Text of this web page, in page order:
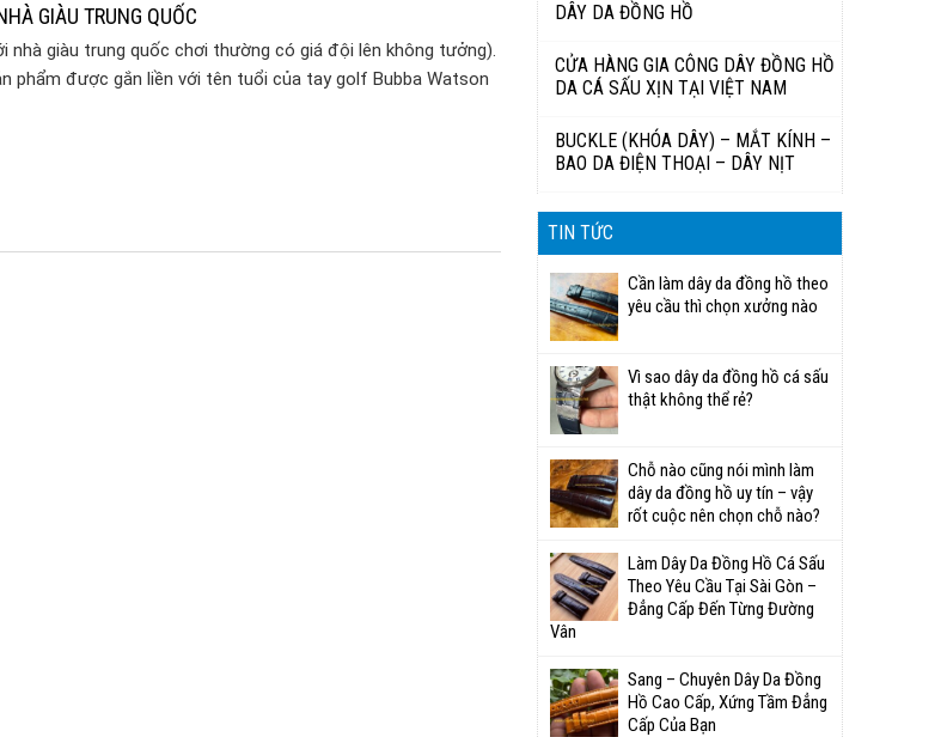
GIÀU TRUNG QUỐC
nhà giàu trung quốc chơi thường có giá đội lên không tưởng).
phẩm được gắn liền với tên tuổi của tay golf Bubba Watson
DÂY DA ĐỒNG HỒ
CỬA HÀNG GIA CÔNG DÂY ĐỒNG HỒ
DA CÁ SẤU XỊN TẠI VIỆT NAM
BUCKLE (KHÓA DÂY) – MẮT KÍNH –
BAO DA ĐIỆN THOẠI – DÂY NỊT
TIN TỨC
Cần làm dây da đồng hồ theo
yêu cầu thì chọn xưởng nào
Vì sao dây da đồng hồ cá sấu
thật không thể rẻ?
Chỗ nào cũng nói mình làm
dây da đồng hồ uy tín – vậy
rốt cuộc nên chọn chỗ nào?
Làm Dây Da Đồng Hồ Cá Sấu
Theo Yêu Cầu Tại Sài Gòn –
Đẳng Cấp Đến Từng Đường
Vân
Sang – Chuyên Dây Da Đồng
Hồ Cao Cấp, Xứng Tầm Đẳng
Cấp Của Bạn